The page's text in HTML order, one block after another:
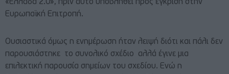
«Ελλάδα 2.0», πριν αυτό υποβληθεί προς έγκριση στην
Ευρωπαϊκή Επιτροπή.
Ουσιαστικά όμως η ενημέρωση ήταν λειψή διότι και πάλι δεν
παρουσιάστηκε το συνολικό σχέδιο αλλά έγινε μια
επιλεκτική παρουσία σημείων του σχεδίου. Ενώ η